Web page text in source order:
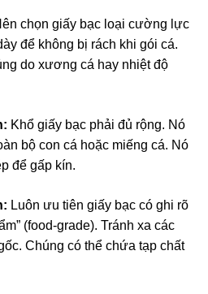
chọn giấy bạc loại cường lực
để không bị rách khi gói cá.
do xương cá hay nhiệt độ
Khổ giấy bạc phải đủ rộng. Nó
bộ con cá hoặc miếng cá. Nó
để gấp kín.
Luôn ưu tiên giấy bạc có ghi rõ
(food-grade). Tránh xa các
Chúng có thể chứa tạp chất